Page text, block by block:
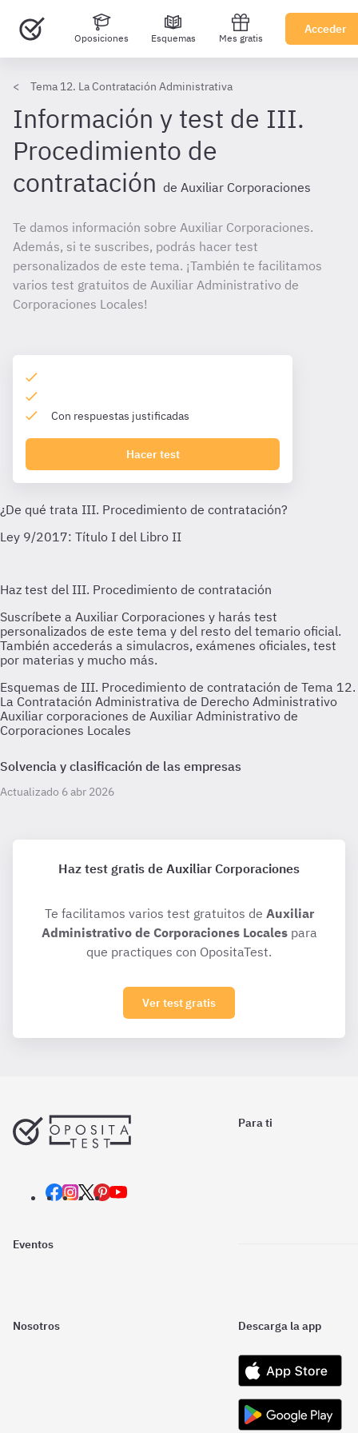
Oposiciones Esquemas Mes gratis
Acceder
Tema 12. La Contratación Administrativa
Información y test de III.
Procedimiento de
contratación de Auxiliar Corporaciones
Te damos información sobre Auxiliar Corporaciones.
Además, si te suscribes, podrás hacer test
personalizados de este tema. ¡También te facilitamos
varios test gratuitos de Auxiliar Administrativo de
Corporaciones Locales!
Con respuestas justificadas
Hacer test
Esquemas de III. Procedimiento de contratación de Tema 12.
La Contratación Administrativa de Derecho Administrativo
Auxiliar corporaciones de Auxiliar Administrativo de
Corporaciones Locales
Solvencia y clasificación de las empresas
Actualizado 6 abr 2026
Haz test gratis de Auxiliar Corporaciones
Te facilitamos varios test gratuitos de Auxiliar
Administrativo de Corporaciones Localespara
que practiques con OpositaTest.
Ver test gratis
Para ti
Eventos
Nosotros Descarga la app